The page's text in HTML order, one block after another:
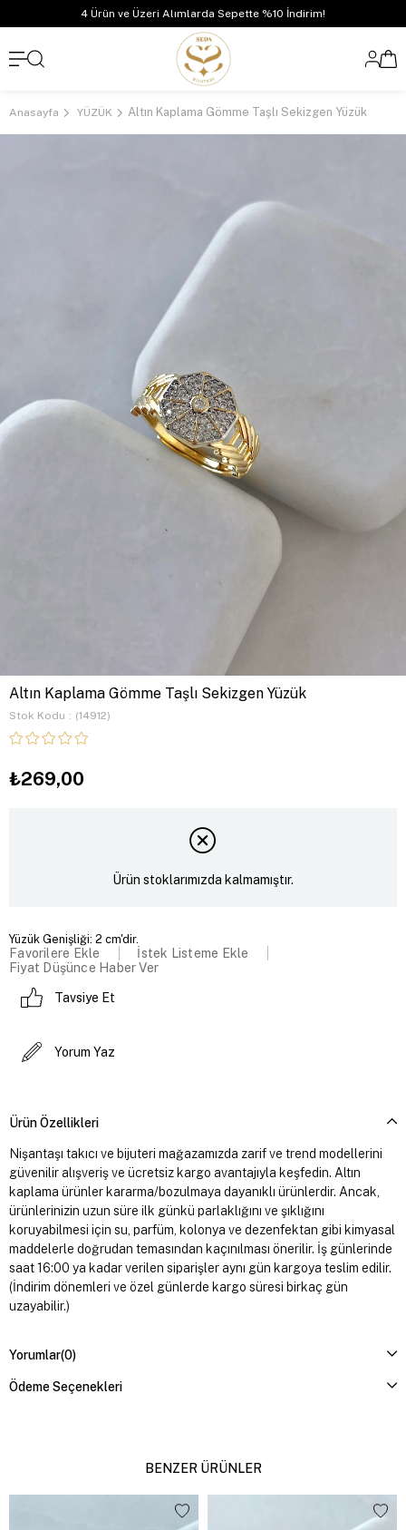
4 Ürün ve Üzeri Alımlarda Sepette %10 İndirim!
Anasayfa YÜZÜK Altın Kaplama Gömme Taşlı Sekizgen Yüzük
Altın Kaplama Gömme Taşlı Sekizgen Yüzük
Stok Kodu (14912)
₺269,00
Ürün stoklarımızda kalmamıştır.
Yüzük Genişliği: 2 cm'dir.
Favorilere Ekle
İstek Listeme Ekle
Fiyat Düşünce Haber Ver
Tavsiye Et
Yorum Yaz
Ürün Özellikleri
Nişantaşı takıcı ve bijuteri mağazamızda zarif ve trend modellerini
güvenilir alışveriş ve ücretsiz kargo avantajıyla keşfedin. Altın
kaplama ürünler kararma/bozulmaya dayanıklı ürünlerdir. Ancak,
ürünlerinizin uzun süre ilk günkü parlaklığını ve şıklığını
koruyabilmesi için su, parfüm, kolonya ve dezenfektan gibi kimyasal
maddelerle doğrudan temasından kaçınılması önerilir. İş günlerinde
saat 16:00 ya kadar verilen siparişler aynı gün kargoya teslim edilir.
(İndirim dönemleri ve özel günlerde kargo süresi birkaç gün
uzayabilir.)
Yorumlar(0)
Ödeme Seçenekleri
BENZER ÜRÜNLER